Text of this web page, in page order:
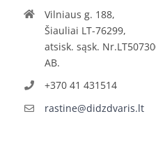
Vilniaus g. 188,
Šiauliai LT-76299,
atsisk. sąsk.
AB.
+370 41 431514
rastine@didzdvaris.lt